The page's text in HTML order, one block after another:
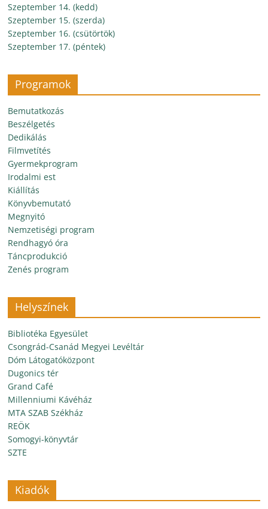
Szeptember 14. (kedd)
Szeptember 15. (szerda)
Szeptember 16. (csütörtök)
Szeptember 17. (péntek)
Programok
Bemutatkozás
Beszélgetés
Dedikálás
Filmvetítés
Gyermekprogram
Irodalmi est
Kiállítás
Könyvbemutató
Megnyitó
Nemzetiségi program
Rendhagyó óra
Táncprodukció
Zenés program
Helyszínek
Bibliotéka Egyesület
Csongrád-Csanád Megyei Levéltár
Dóm Látogatóközpont
Dugonics tér
Grand Café
Millenniumi Kávéház
MTA SZAB Székház
REÖK
Somogyi-könyvtár
SZTE
Kiadók